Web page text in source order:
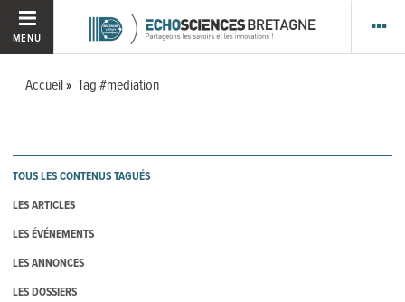
MENU
Accueil Tag #mediation
TOUS LES CONTENUS TAGUÉS
LES ARTICLES
LES ÉVÉNEMENTS
LES ANNONCES
LES DOSSIERS